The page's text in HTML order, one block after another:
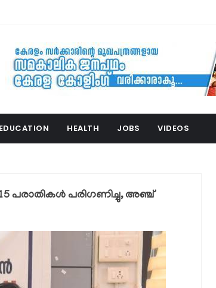
EDUCATION HEALTH JOBS VIDEOS
പരാതികള്‍ പരിഗണിച്ചു, അഞ്ച്